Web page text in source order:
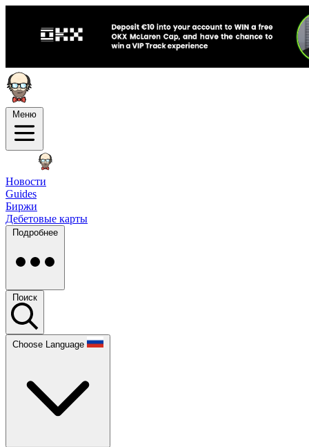
Меню
Новости
Guides
Биржи
Дебетовые карты
Подробнее
Поиск
Choose Language